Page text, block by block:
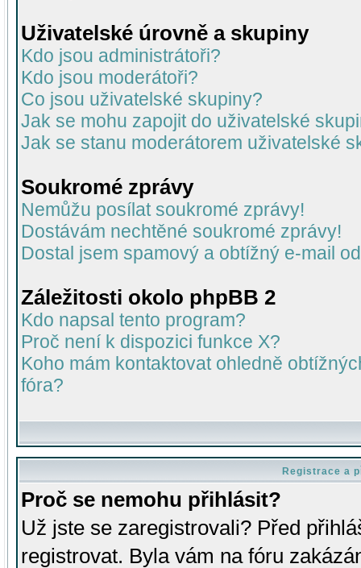
Uživatelské úrovně a skupiny
Kdo jsou administrátoři?
Kdo jsou moderátoři?
Co jsou uživatelské skupiny?
Jak se mohu zapojit do uživatelské
Jak se stanu moderátorem uživatelské
Soukromé zprávy
Nemůžu posílat soukromé zprávy!
Dostávám nechtěné soukromé zprávy!
Dostal jsem spamový a obtížný e-mail
Záležitosti okolo phpBB 2
Kdo napsal tento program?
Proč není k dispozici funkce X?
Koho mám kontaktovat ohledně
fóra?
Registrace a
Proč se nemohu přihlásit?
Už jste se zaregistrovali? Před
registrovat. Byla vám na fóru